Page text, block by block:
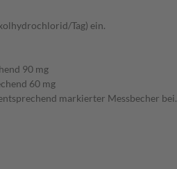
Tag) ein.
90 mg
60 mg
markierter Messbecher bei.